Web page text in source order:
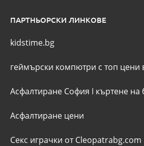
ПАРТНЬОРСКИ ЛИНКОВЕ
kidstime.bg
геймърски компютри с топ цени
Асфалтиране София I къртене на
Асфалтиране цени
Секс играчки от Cleopatrabg.com